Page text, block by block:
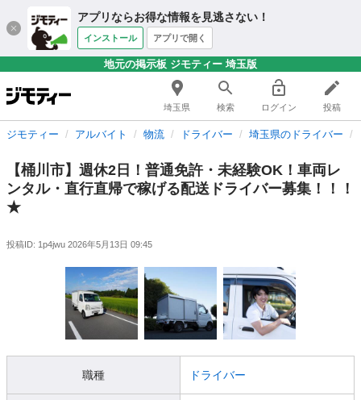
アプリならお得な情報を見逃さない！
インストール アプリで開く
地元の掲示板 ジモティー 埼玉版
埼玉県 検索 ログイン 投稿
ジモティー アルバイト 物流 ドライバー 埼玉県のドライバー
【桶川市】週休2日！普通免許・未経験OK！車両レ
ンタル・直行直帰で稼げる配送ドライバー募集！！！
★
投稿ID: 1p4jwu 2026年5月13日 09:45
職種 ドライバー